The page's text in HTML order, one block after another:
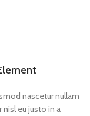
nascetur nullam
eu justo in a